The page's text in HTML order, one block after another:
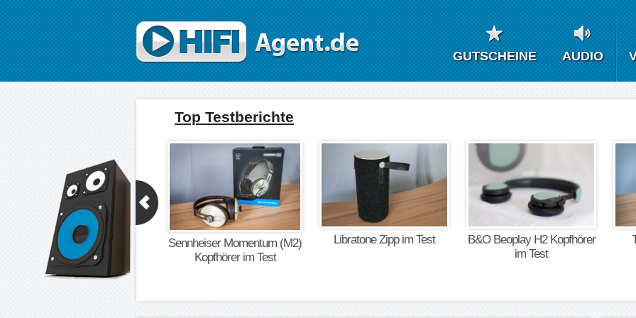
Direkt zum Inhalt
GUTSCHEINE AUDIO
Top Testberichte
Sennheiser Momentum (M2)
Kopfhörer im Test
Libratone Zipp im Test
B&O Beoplay H2 Kopfhörer
im Test